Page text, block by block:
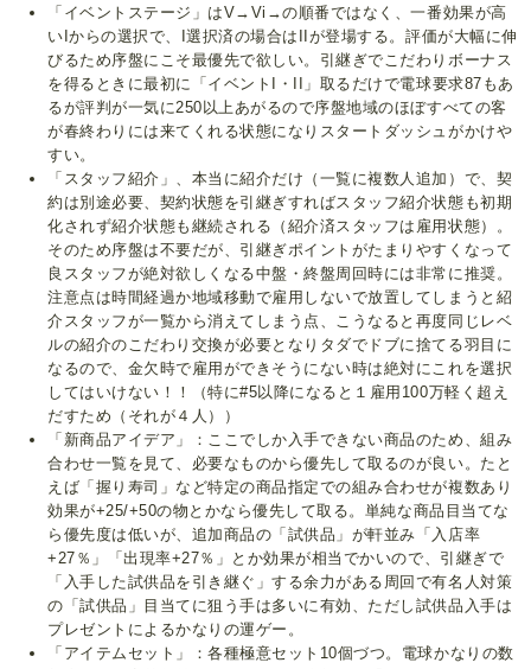
「イベントステージ」はV→Vi→の順番ではなく、一番効果が高
いIからの選択で、I選択済の場合はIIが登場する。評価が大幅に伸
びるため序盤にこそ最優先で欲しい。引継ぎでこだわりボーナス
を得るときに最初に「イベントI・II」取るだけで電球要求87もあ
るが評判が一気に250以上あがるので序盤地域のほぼすべての客
が春終わりには来てくれる状態になりスタートダッシュがかけや
すい。
「スタッフ紹介」、本当に紹介だけ（一覧に複数人追加）で、契
約は別途必要、契約状態を引継ぎすればスタッフ紹介状態も初期
化されず紹介状態も継続される（紹介済スタッフは雇用状態）。
そのため序盤は不要だが、引継ぎポイントがたまりやすくなって
良スタッフが絶対欲しくなる中盤・終盤周回時には非常に推奨。
注意点は時間経過か地域移動で雇用しないで放置してしまうと紹
介スタッフが一覧から消えてしまう点、こうなると再度同じレベ
ルの紹介のこだわり交換が必要となりタダでドブに捨てる羽目に
なるので、金欠時で雇用ができそうにない時は絶対にこれを選択
してはいけない！！（特に#5以降になると１雇用100万軽く超え
だすため（それが４人））
「新商品アイデア」：ここでしか入手できない商品のため、組み
合わせ一覧を見て、必要なものから優先して取るのが良い。たと
えば「握り寿司」など特定の商品指定での組み合わせが複数あり
効果が+25/+50の物とかなら優先して取る。単純な商品目当てな
ら優先度は低いが、追加商品の「試供品」が軒並み「入店率
+27％」「出現率+27％」とか効果が相当でかいので、引継ぎで
「入手した試供品を引き継ぐ」する余力がある周回で有名人対策
の「試供品」目当てに狙う手は多いに有効、ただし試供品入手は
プレゼントによるかなりの運ゲー。
「アイテムセット」：各種極意セット10個づつ。電球かなりの数